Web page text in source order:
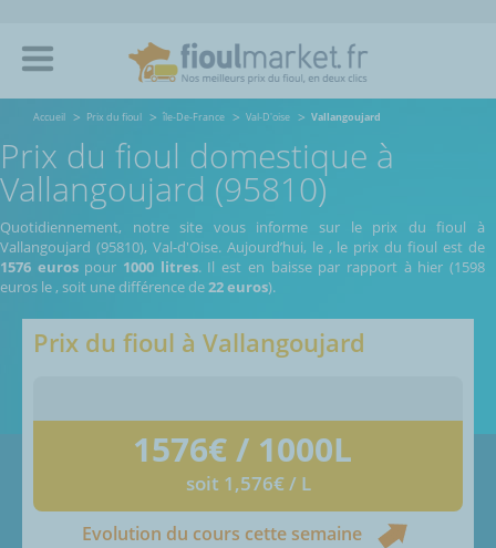
Accueil Prix du fioul île-De-France Val-D'oise Vallangoujard
Prix du fioul domestique à
Vallangoujard (95810)
Quotidiennement, notre site vous informe sur le prix du fioul à
Vallangoujard (95810), Val-d'Oise. Aujourd’hui, le , le prix du fioul est de
1576 eurospour 1000 litres. Il est en baisse par rapport à hier (1598
euros le , soit une différence de22 euros).
Prix du fioul à Vallangoujard
1576€ / 1000L
soit 1,576€ / L
Evolution du cours cette semaine